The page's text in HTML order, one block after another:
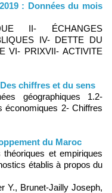
: Données du mois
II- ÉCHANGES
IV- DETTE DU
VI- PRIXVII- ACTIVITE
chiffres et du sens
géographiques 1.2-
économiques 2- Chiffres
du Maroc
et empiriques
établis à propos du
Y., Brunet-Jailly Joseph,